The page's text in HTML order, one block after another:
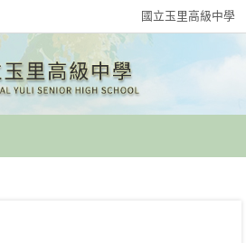
國立玉里高級中學